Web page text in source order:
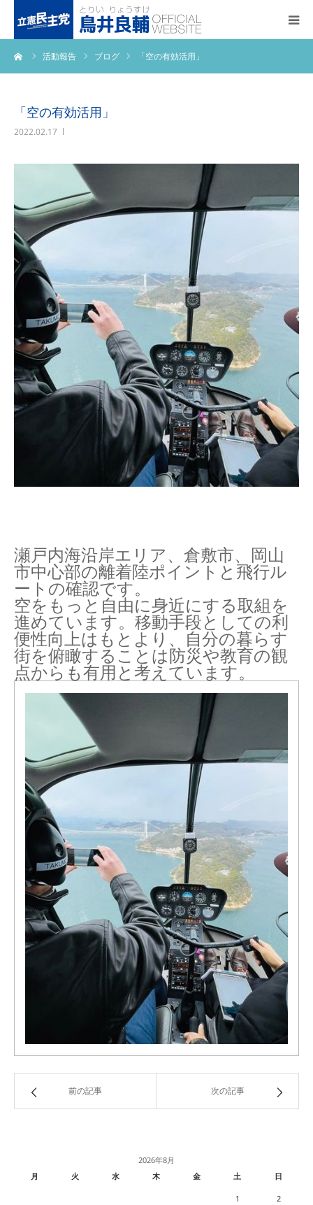
活動報告 ブログ 「空の有効活用」
「空の有効活用」
2022.02.17
瀬戸内海沿岸エリア、倉敷市、岡山
市中心部の離着陸ポイントと飛行ル
ートの確認です。
空をもっと自由に身近にする取組を
進めています。移動手段としての利
便性向上はもとより、自分の暮らす
街を俯瞰することは防災や教育の観
点からも有用と考えています。
前の記事 次の記事
2026年8月
月
火 水 木 金 土 日
1 2
トップページ
プロフィール
事務所アクセス
活動報告